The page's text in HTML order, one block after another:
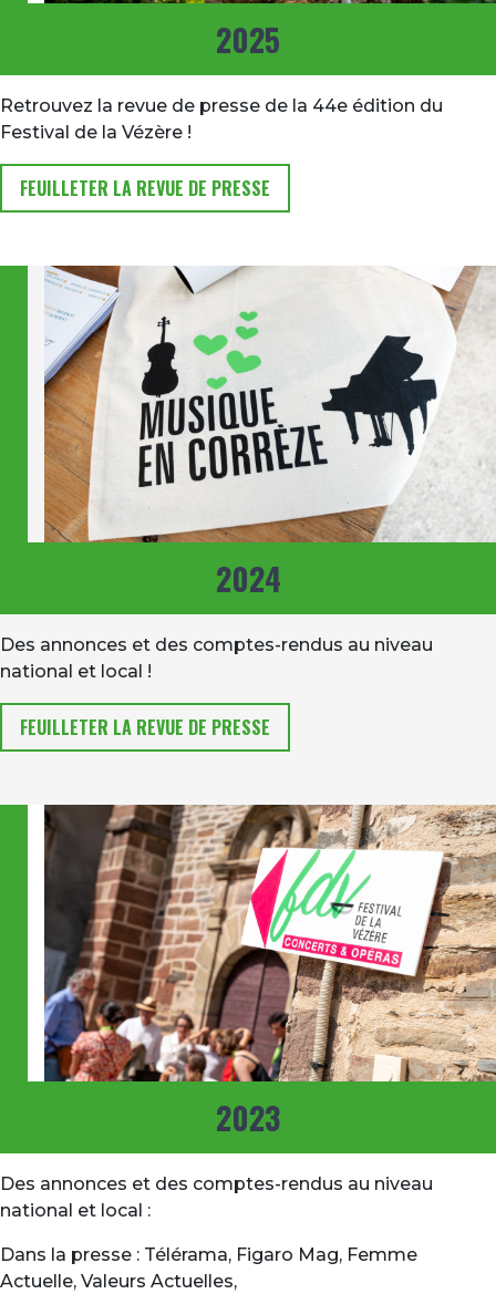
2025
Retrouvez la revue de presse de la 44e édition du
Festival de la Vézère !
FEUILLETER LA REVUE DE PRESSE
Image
2024
Des annonces et des comptes-rendus au niveau
national et local !
FEUILLETER LA REVUE DE PRESSE
Image
2023
Des annonces et des comptes-rendus au niveau
national et local :
Dans la presse : Télérama, Figaro Mag, Femme
Actuelle, Valeurs Actuelles,